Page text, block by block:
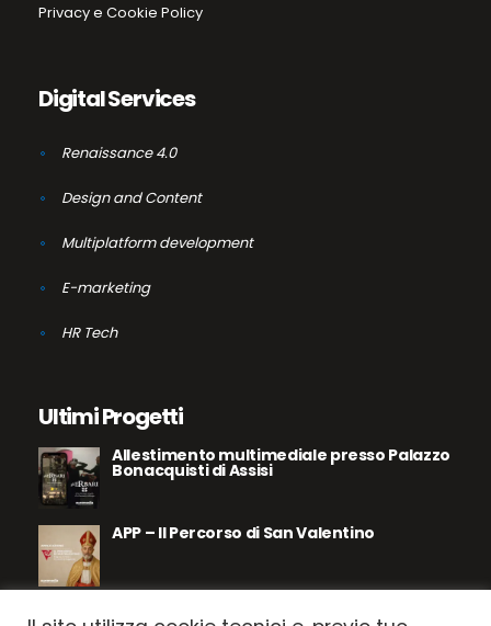
Privacy e Cookie Policy
Digital Services
Renaissance 4.0
Design and Content
Multiplatform development
E-marketing
HR Tech
Ultimi Progetti
Allestimento multimediale presso Palazzo
Bonacquisti di Assisi
APP – Il Percorso di San Valentino